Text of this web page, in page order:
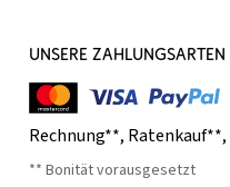
UNSERE ZAHLUNGSARTEN
Rechnung**, Ratenkauf**,
** Bonität vorausgesetzt